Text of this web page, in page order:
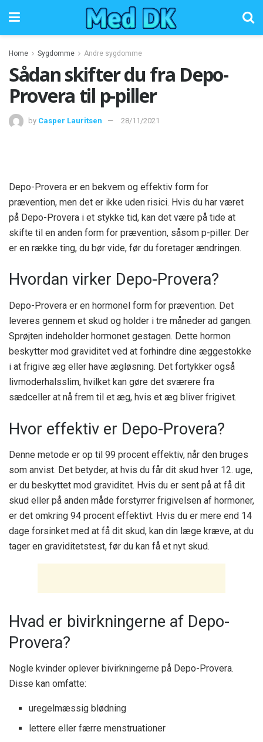
Home Sygdomme Andre sygdomme
Sådan skifter du fra Depo-
Provera til p-piller
by Casper Lauritsen 28/11/2021
Depo-Provera er en bekvem og effektiv form for
prævention, men det er ikke uden risici. Hvis du har været
på Depo-Provera i et stykke tid, kan det være på tide at
skifte til en anden form for prævention, såsom p-piller. Der
er en række ting, du bør vide, før du foretager ændringen.
Hvordan virker Depo-Provera?
Depo-Provera er en hormonel form for prævention. Det
leveres gennem et skud og holder i tre måneder ad gangen.
Sprøjten indeholder hormonet gestagen. Dette hormon
beskytter mod graviditet ved at forhindre dine æggestokke
i at frigive æg eller have ægløsning. Det fortykker også
livmoderhalsslim, hvilket kan gøre det sværere fra
sædceller at nå frem til et æg, hvis et æg bliver frigivet.
Hvor effektiv er Depo-Provera?
Denne metode er op til 99 procent effektiv, når den bruges
som anvist. Det betyder, at hvis du får dit skud hver 12. uge,
er du beskyttet mod graviditet. Hvis du er sent på at få dit
skud eller på anden måde forstyrrer frigivelsen af ​​hormoner,
er det omkring 94 procent effektivt. Hvis du er mere end 14
dage forsinket med at få dit skud, kan din læge kræve, at du
tager en graviditetstest, før du kan få et nyt skud.
Hvad er bivirkningerne af Depo-
Provera?
Nogle kvinder oplever bivirkningerne på Depo-Provera.
Disse kan omfatte:
uregelmæssig blødning
lettere eller færre menstruationer